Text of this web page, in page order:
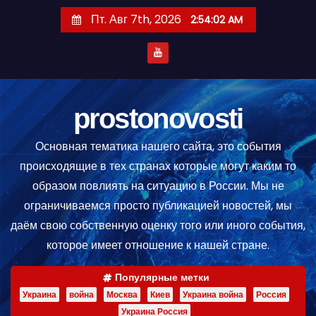
е
р
ж
м
Пт. Авг 7th, 2026 2:54:02 AM
prostonovosti
Основная тематика нашего сайта, это события
происходящие в тех странах которые могут каким то
образом повлиять на ситуацию в России. Мы не
ограничиваемся просто публикацией новостей, мы
даём свою собственную оценку того или иного события,
которое имеет отношение к нашей стране.
Популярные метки
Украина война Москва Киев Украина война
Россия
Украина Россия